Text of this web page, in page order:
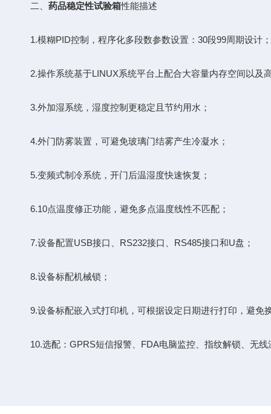
二、 药品稳定性试验箱性能描述
1.模糊PID控制，程序化多段数参数设置：30段99周期设计；
2.操作系统基于LINUX系统平台上配合大容量内存空间以及
3.外加湿系统，湿度控制更稳定且节约用水；
4.外门防雾装置，可避免玻璃门结雾产生冷凝水；
5.变频式制冷系统，开门后温湿度快速恢复；
6.10点温度修正功能，避免多点温度线性不匹配；
7.设备配置USB接口、RS232接口、RS485接口和U盘；
8.设备标配机械锁；
9.设备标配嵌入式打印机，可根据设定日期进行打印，避免
10.选配：GPRS短信报警、FDA电脑监控、指纹解锁、无线